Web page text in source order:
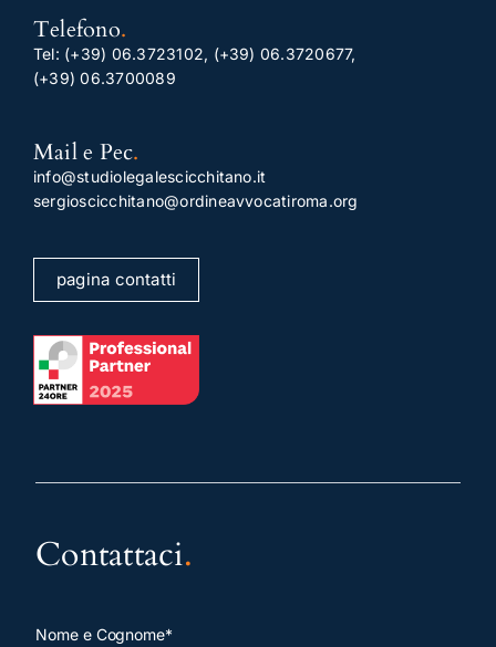
Telefono.
Tel: (+39) 06.3723102, (+39) 06.3720677,
(+39) 06.3700089
Mail e Pec.
info@studiolegalescicchitano.it
sergioscicchitano@ordineavvocatiroma.org
pagina contatti
Contattaci.
Nome e Cognome*